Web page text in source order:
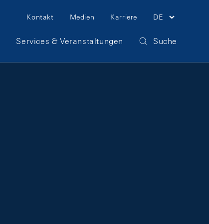
Meta Navigation
Kontakt Medien Karriere DE
Services & Veranstaltungen Suche